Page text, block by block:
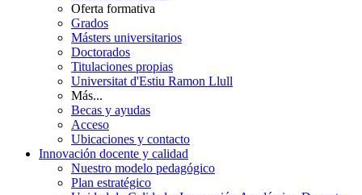
Oferta formativa
Grados
Másters universitarios
Doctorados
Titulaciones propias
Universitat d'Estiu Ramon Llull
Más...
Becas y ayudas
Acceso
Ubicaciones y contacto
Innovación docente y calidad
Nuestro modelo pedagógico
Plan estratégico